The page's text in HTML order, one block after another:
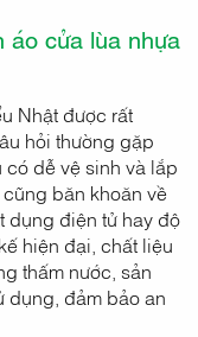
áo cửa lùa nhựa
Nhật được rất
hỏi thường gặp
có dễ vệ sinh và lắp
băn khoăn về
dụng điện tử hay độ
hiện đại, chất liệu
thấm nước, sản
dụng, đảm bảo an